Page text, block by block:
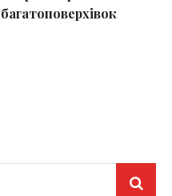
багатоповерхівок